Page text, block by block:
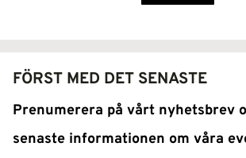
FÖRST MED DET SENASTE
Prenumerera på vårt nyhetsbrev
senaste informationen om våra